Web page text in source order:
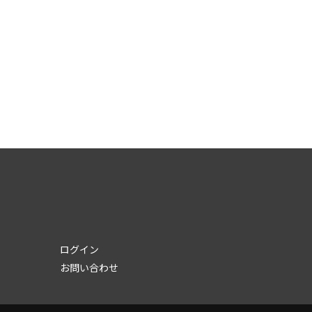
ログイン
お問い合わせ